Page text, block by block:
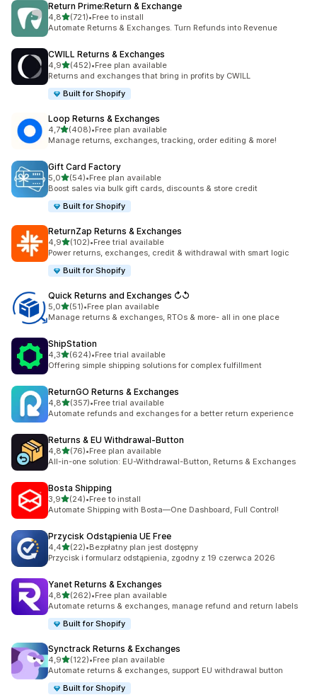
Return Prime:Return & Exchange
4,8na 5 gwiazdek
(721)
Łączna liczba recenzji: 721
•Free to install
Automate Returns & Exchanges. Turn Refunds into Revenue
CWILL Returns & Exchanges
4,9na 5 gwiazdek
(452)
Łączna liczba recenzji: 452
•Free plan available
Returns and exchanges that bring in profits by CWILL
Built for Shopify
Loop Returns & Exchanges
4,7na 5 gwiazdek
(408)
Łączna liczba recenzji: 408
•Free plan available
Manage returns, exchanges, tracking, order editing & more!
Gift Card Factory
5,0na 5 gwiazdek
(54)
Łączna liczba recenzji: 54
•Free plan available
Boost sales via bulk gift cards, discounts & store credit
Built for Shopify
ReturnZap Returns & Exchanges
4,9na 5 gwiazdek
(102)
Łączna liczba recenzji: 102
•Free trial available
Power returns, exchanges, credit & withdrawal with smart logic
Built for Shopify
Quick Returns and Exchanges ↻↺
5,0na 5 gwiazdek
(51)
Łączna liczba recenzji: 51
•Free plan available
Manage returns & exchanges, RTOs & more- all in one place
ShipStation
4,3na 5 gwiazdek
(624)
Łączna liczba recenzji: 624
•Free trial available
Offering simple shipping solutions for complex fulfillment
ReturnGO Returns & Exchanges
4,8na 5 gwiazdek
(357)
Łączna liczba recenzji: 357
•Free trial available
Automate refunds and exchanges for a better return experience
Returns & EU Withdrawal‑Button
4,8na 5 gwiazdek
(76)
Łączna liczba recenzji: 76
•Free plan available
All-in-one solution: EU-Withdrawal-Button, Returns & Exchanges
Bosta Shipping
3,9na 5 gwiazdek
(24)
Łączna liczba recenzji: 24
•Free to install
Automate Shipping with Bosta—One Dashboard, Full Control!
Przycisk Odstąpienia UE Free
4,4na 5 gwiazdek
(22)
Łączna liczba recenzji: 22
•Bezpłatny plan jest dostępny
Przycisk i formularz odstąpienia, zgodny z 19 czerwca 2026
Yanet Returns & Exchanges
4,8na 5 gwiazdek
(262)
Łączna liczba recenzji: 262
•Free plan available
Automate returns & exchanges, manage refund and return labels
Built for Shopify
Synctrack Returns & Exchanges
4,9na 5 gwiazdek
(122)
Łączna liczba recenzji: 122
•Free plan available
Automate returns & exchanges, support EU withdrawal button
Built for Shopify